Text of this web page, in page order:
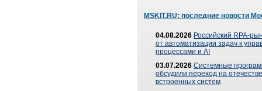
MSKIT.RU: последние новости
04.08.2026 Российский RPA-
от автоматизации задач к
процессами и AI
03.07.2026 Системные
обсудили переход на
встроенных систем